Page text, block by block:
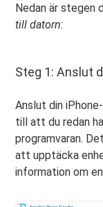
Nedan är
till datorn:
Steg 1: Anslut
Anslut din
till att du redan
programvaran.
att upptäcka
information om